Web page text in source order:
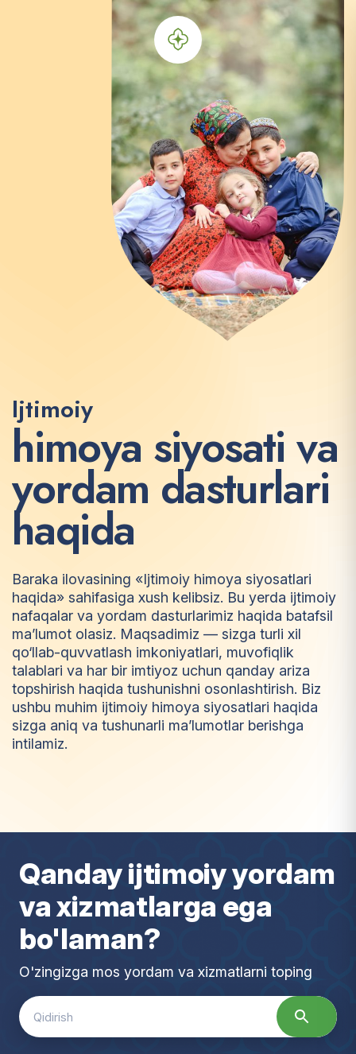
Ijtimoiy
himoya siyosati va
yordam dasturlari
haqida
Baraka ilovasining «Ijtimoiy himoya siyosatlari
haqida» sahifasiga xush kelibsiz. Bu yerda ijtimoiy
nafaqalar va yordam dasturlarimiz haqida batafsil
ma’lumot olasiz. Maqsadimiz — sizga turli xil
qo‘llab-quvvatlash imkoniyatlari, muvofiqlik
talablari va har bir imtiyoz uchun qanday ariza
topshirish haqida tushunishni osonlashtirish. Biz
ushbu muhim ijtimoiy himoya siyosatlari haqida
sizga aniq va tushunarli ma’lumotlar berishga
intilamiz.
mtiy oz
Qanday ijtimoiy yordam
va xizmatlarga ega
bo'laman?
O'zingizga mos yordam va xizmatlarni toping
Search
for: